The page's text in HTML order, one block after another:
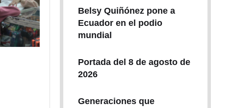
Belsy Quiñónez pone a
Ecuador en el podio
mundial
Portada del 8 de agosto de
2026
Generaciones que